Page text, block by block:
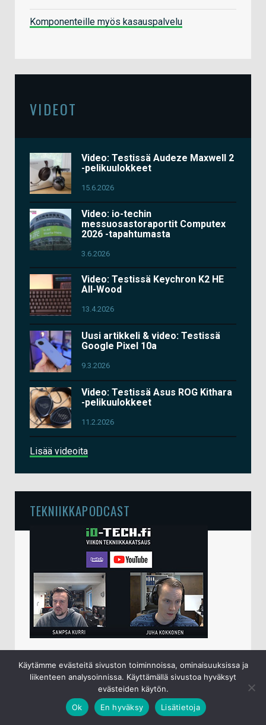
Komponenteille myös kasauspalvelu
VIDEOT
Video: Testissä Audeze Maxwell 2
-pelikuulokkeet
15.6.2026
Video: io-techin
messuosastoraportit Computex
2026 -tapahtumasta
3.6.2026
Video: Testissä Keychron K2 HE
All-Wood
13.4.2026
Uusi artikkeli & video: Testissä
Google Pixel 10a
9.3.2026
Video: Testissä Asus ROG Kithara
-pelikuulokkeet
11.2.2026
Lisää videoita
TEKNIIKKAPODCAST
perjantaisin klo 15 live-lähetyksenä YouTubessa.
Sampsa ja Juha käyvät keskenään läpi kuluneen
viikon ajalta ajankohtaiset tietotekniikka- ja
mobiiliaiheet.
Käytämme evästeitä sivuston toiminnoissa, ominaisuuksissa ja
liikenteen analysoinnissa. Käyttämällä sivustoa hyväksyt
evästeiden käytön.
Ok
En hyväksy Lisätietoja